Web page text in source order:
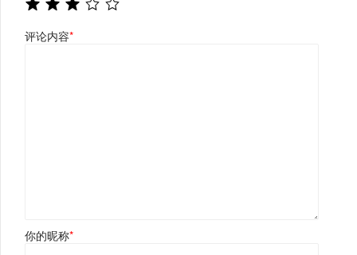
评论内容*
你的昵称*